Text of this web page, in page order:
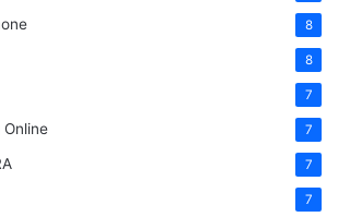
8
8
7
7
7
7